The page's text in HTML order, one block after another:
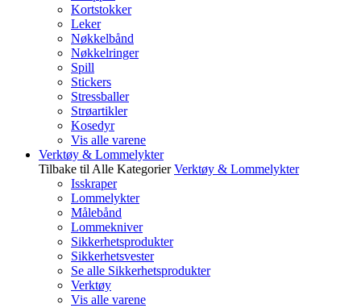
Kortstokker
Leker
Nøkkelbånd
Nøkkelringer
Spill
Stickers
Stressballer
Strøartikler
Kosedyr
Vis alle varene
Verktøy & Lommelykter
Tilbake til Alle Kategorier Verktøy & Lommelykter
Isskraper
Lommelykter
Målebånd
Lommekniver
Sikkerhetsprodukter
Sikkerhetsvester
Se alle Sikkerhetsprodukter
Verktøy
Vis alle varene